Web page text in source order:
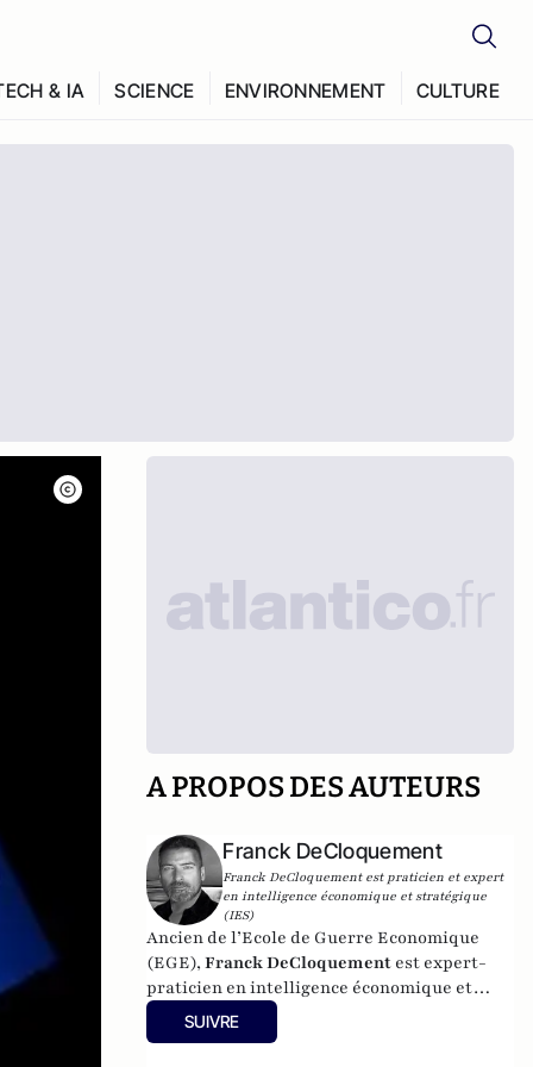
& IA SCIENCE ENVIRONNEMENT CULTURE
A PROPOS DES AUTEURS
Franck DeCloquement
Franck DeCloquement est praticien et expert
en intelligence économique et stratégique
(IES)
Ancien de l’Ecole de Guerre Economique
(EGE),Franck DeCloquement est expert-
praticien en intelligence économique et
stratégique (IES), et membre du conseil
scientifique de l’Institut d’Études de
SUIVRE